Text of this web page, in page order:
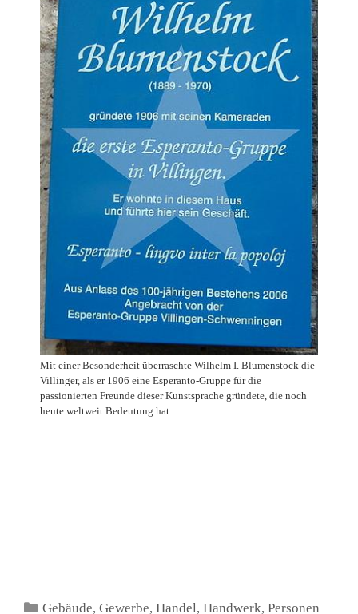
Mit einer Besonderheit überraschte Wilhelm I. Blumenstock die
Villinger, als er 1906 eine Esperanto-Gruppe für die
passionierten Freunde dieser Kunstsprache gründete, die noch
heute weltweit Bedeutung hat.
Kategorien
Gebäude,Gewerbe,Handel,Handwerk,Personen